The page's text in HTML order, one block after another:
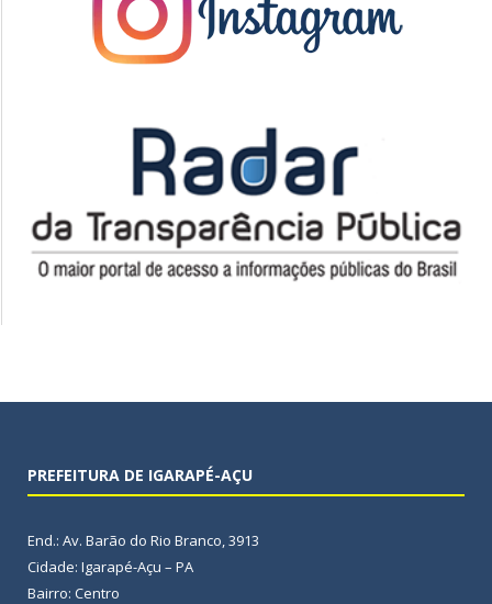
PREFEITURA DE IGARAPÉ-AÇU
End.: Av. Barão do Rio Branco, 3913
Cidade: Igarapé-Açu – PA
Bairro: Centro